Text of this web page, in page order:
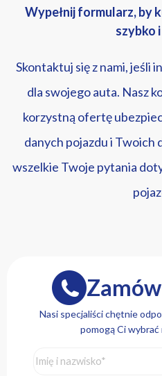
Wypełnij formularz, by
szybko
Skontaktuj się z nami, jeśli
dla swojego auta. Nasz
korzystną ofertę
danych pojazdu i Twoich
wszelkie Twoje pytania
Nasi specjaliści chętnie
pomogą Ci